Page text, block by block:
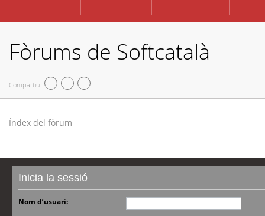
Fòrums de Softcatalà
Compartiu
Índex del fòrum
Inicia la sessió
Nom d’usuari: